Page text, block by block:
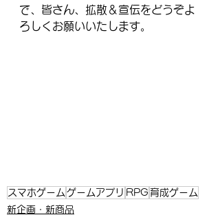
で、皆さん、拡散＆宣伝をどうぞよ
ろしくお願いいたします。
スマホゲーム ゲームアプリ RPG 育成ゲーム
新企画・新商品